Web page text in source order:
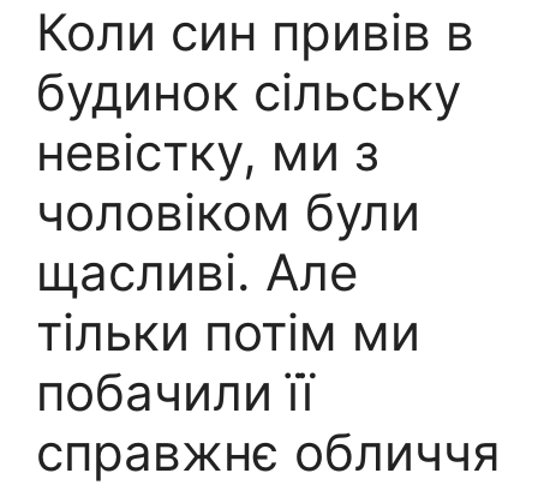
Коли син привів в
будинок сільську
невістку, ми з
чоловіком були
щасливі. Але
тільки потім ми
побачили її
справжнє обличчя